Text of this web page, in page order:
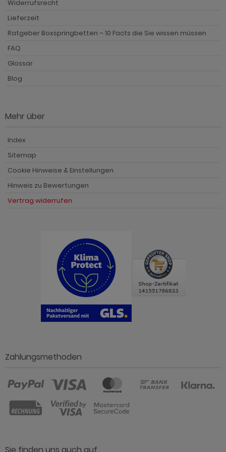
Widerrufsrecht
Lieferzeit
Ratgeber Boxspringbetten – 10 Facts die Sie wissen müssen
FAQ
Glossar
Blog
Mehr über
Index
Sitemap
Cookie Hinweise & Einstellungen
Hinweis zu Bewertungen
Vertrag widerrufen
Zahlungsmethoden
Tomaso
Ward
Stove weiß Pinie
Stream
Sumatra
Timber
Tyler
Vestland
Ward